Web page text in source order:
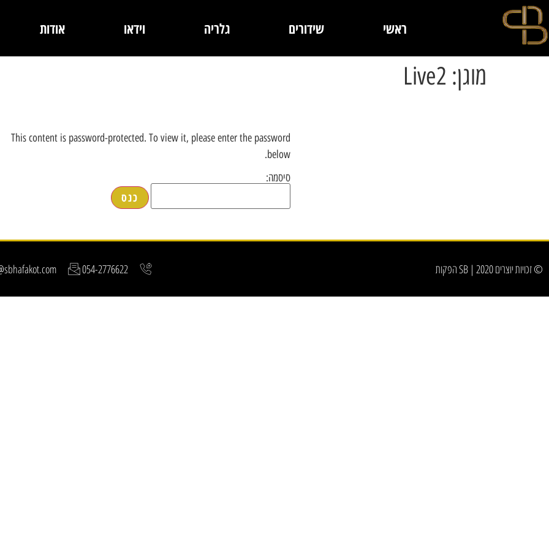
ראשי שידורים גלריה וידאו אודות
מוגן: Live2
This content is password-protected. To view it, please enter the password
below.
סיסמה:
© זכויות יוצרים 2020 | SB הפקות 054-2776622